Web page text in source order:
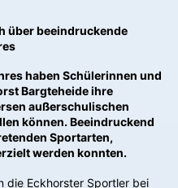
über beeindruckende
haben Schülerinnen und
Bargteheide ihre
außerschulischen
können. Beeindruckend
Sportarten,
werden konnten.
die Eckhorster Sportler bei